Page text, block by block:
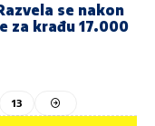
se nakon
za krađu 17.000
13